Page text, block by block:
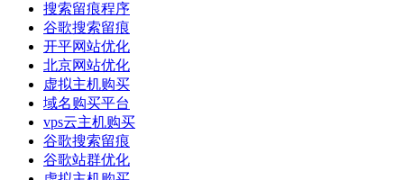
搜索留痕程序
谷歌搜索留痕
开平网站优化
北京网站优化
虚拟主机购买
域名购买平台
vps云主机购买
谷歌搜索留痕
谷歌站群优化